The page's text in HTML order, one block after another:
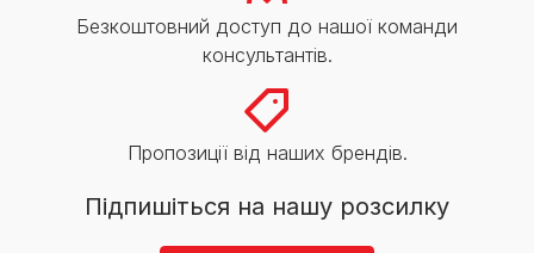
Безкоштовний доступ до нашої команди
консультантів.
Пропозиції від наших брендів.
Підпишіться на нашу розсилку